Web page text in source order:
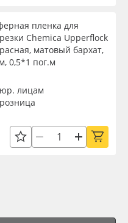
пленка для
Chemica Upperflock
матовый бархат,
0,5*1 пог.м
юр. лицам
розница